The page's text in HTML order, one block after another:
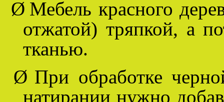
Ø Мебель красного
отжатой) тряпкой, а
тканью.
Ø При обработке
натирании нужно